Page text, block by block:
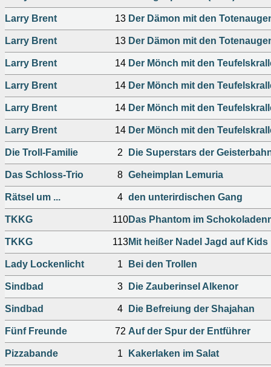
Larry Brent 13 Der Dämon mit den
Larry Brent 13 Der Dämon mit den
Larry Brent 14 Der Mönch mit den
Larry Brent 14 Der Mönch mit den
Larry Brent 14 Der Mönch mit den
Larry Brent 14 Der Mönch mit den
Die Troll-Familie 2 Die Superstars der
Das Schloss-Trio 8 Geheimplan Lemuria
Rätsel um ... 4 den unterirdischen Gang
TKKG 110 Das Phantom im
TKKG 113 Mit heißer Nadel Jagd auf Kids
Lady Lockenlicht 1 Bei den Trollen
Sindbad 3 Die Zauberinsel Alkenor
Sindbad 4 Die Befreiung der Shajahan
Fünf Freunde 72 Auf der Spur der Entführer
Pizzabande 1 Kakerlaken im Salat